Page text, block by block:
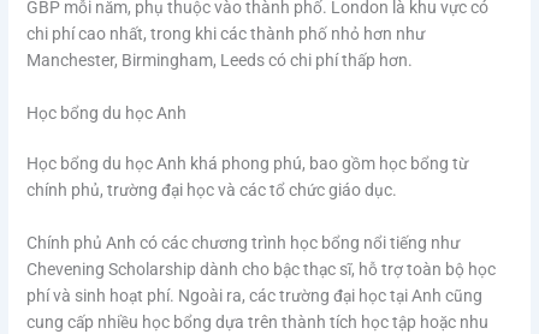
GBP mỗi năm, phụ thuộc vào thành phố. London là khu vực có
chi phí cao nhất, trong khi các thành phố nhỏ hơn như
Manchester, Birmingham, Leeds có chi phí thấp hơn.
Học bổng du học Anh
Học bổng du học Anh khá phong phú, bao gồm học bổng từ
chính phủ, trường đại học và các tổ chức giáo dục.
Chính phủ Anh có các chương trình học bổng nổi tiếng như
Chevening Scholarship dành cho bậc thạc sĩ, hỗ trợ toàn bộ học
phí và sinh hoạt phí. Ngoài ra, các trường đại học tại Anh cũng
cung cấp nhiều học bổng dựa trên thành tích học tập hoặc nhu